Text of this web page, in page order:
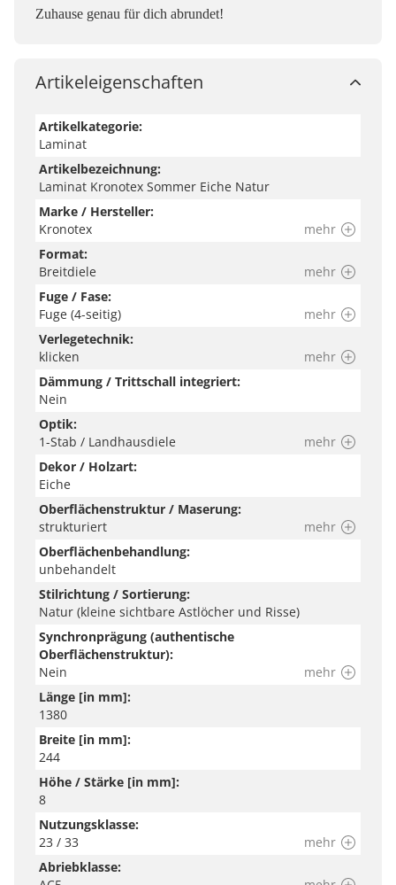
Zuhause genau für dich abrundet!
abzubilden. Bitte beachte jedoch, dass die Farben auf
deinem Endgerät je nach Einstellung und Umgebungslicht
variieren können.
Artikeleigenschaften
Artikelkategorie:
Laminat
Artikelbezeichnung:
Laminat Kronotex Sommer Eiche Natur
Marke / Hersteller:
Kronotex
mehr
Format:
Breitdiele
mehr
Fuge / Fase:
Fuge (4-seitig)
mehr
Verlegetechnik:
klicken
mehr
Dämmung / Trittschall integriert:
Nein
Optik:
1-Stab / Landhausdiele
mehr
Dekor / Holzart:
Eiche
Oberflächenstruktur / Maserung:
strukturiert
mehr
Oberflächenbehandlung:
unbehandelt
Stilrichtung / Sortierung:
Natur (kleine sichtbare Astlöcher und Risse)
Synchronprägung (authentische
Oberflächenstruktur):
Nein
mehr
Länge [in mm]:
1380
Breite [in mm]:
244
Höhe / Stärke [in mm]:
8
Nutzungsklasse:
23 / 33
mehr
Abriebklasse: